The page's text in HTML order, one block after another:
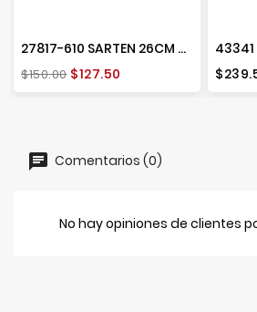
27817-610 SARTEN 26CM TURIM
Precio
$150.00 Precio
$127.50
Precio
Comentarios (0)
No hay opiniones de clientes